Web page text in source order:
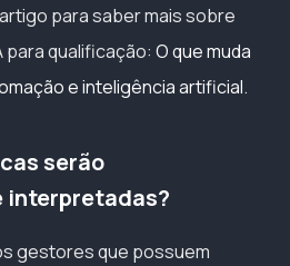
para saber mais sobre
para qualificação: O que muda
e inteligência artificial.
serão
interpretadas?
gestores que possuem